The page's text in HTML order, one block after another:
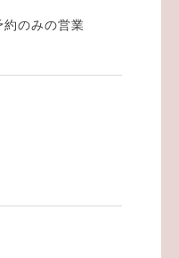
約のみの営業